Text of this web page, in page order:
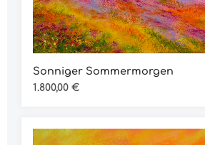
Sonniger Sommermorgen
Regulärer Preis:
1.800,00 €